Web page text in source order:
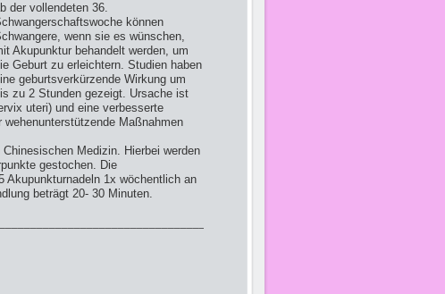
der vollendeten 36.
können
wenn sie es wünschen,
Akupunktur behandelt werden, um
Geburt zu erleichtern. Studien haben
geburtsverkürzende Wirkung um
zu 2 Stunden gezeigt. Ursache ist
uteri) und eine verbesserte
Maßnahmen
Medizin. Hierbei werden
gestochen. Die
Akupunkturnadeln 1x wöchentlich an
beträgt 20- 30 Minuten.